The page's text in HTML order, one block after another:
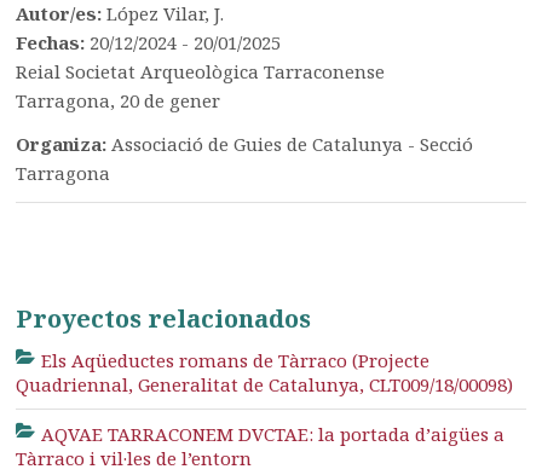
Autor/es:López Vilar, J.
Fechas: 20/12/2024 - 20/01/2025
Reial Societat Arqueològica Tarraconense
Tarragona, 20 de gener
Organiza:Associació de Guies de Catalunya - Secció
Tarragona
Proyectos relacionados
Els Aqüeductes romans de Tàrraco (Projecte
Quadriennal, Generalitat de Catalunya, CLT009/18/00098)
AQVAE TARRACONEM DVCTAE: la portada d’aigües a
Tàrraco i vil·les de l’entorn